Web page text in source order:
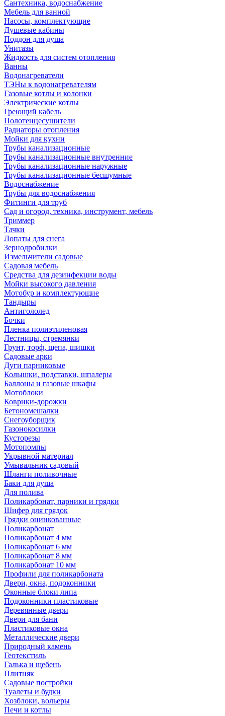
Сантехника, водоснабжение
Мебель для ванной
Насосы, комплектующие
Душевые кабины
Поддон для душа
Унитазы
Жидкость для систем отопления
Ванны
Водонагреватели
ТЭНы к водонагревателям
Газовые котлы и колонки
Электрические котлы
Греющий кабель
Полотенцесушители
Радиаторы отопления
Мойки для кухни
Трубы канализационные
Трубы канализационные внутренние
Трубы канализационные наружные
Трубы канализационные бесшумные
Водоснабжение
Трубы для водоснабжения
Фитинги для труб
Сад и огород, техника, инструмент, мебель
Триммер
Тачки
Лопаты для снега
Зернодробилки
Измельчители садовые
Садовая мебель
Средства для дезинфекции воды
Мойки высокого давления
Мотобур и комплектующие
Тандыры
Антигололед
Бочки
Пленка полиэтиленовая
Лестницы, стремянки
Грунт, торф, щепа, шишки
Садовые арки
Дуги парниковые
Колышки, подставки, шпалеры
Баллоны и газовые шкафы
Мотоблоки
Коврики-дорожки
Бетономешалки
Снегоуборщик
Газонокосилки
Кусторезы
Мотопомпы
Укрывной материал
Умывальник садовый
Шланги поливочные
Баки для душа
Для полива
Поликарбонат, парники и грядки
Шифер для грядок
Грядки оцинкованные
Поликарбонат
Поликарбонат 4 мм
Поликарбонат 6 мм
Поликарбонат 8 мм
Поликарбонат 10 мм
Профили для поликарбоната
Двери, окна, подоконники
Оконные блоки липа
Подоконники пластиковые
Деревянные двери
Двери для бани
Пластиковые окна
Металлические двери
Природный камень
Геотекстиль
Галька и щебень
Плитняк
Садовые постройки
Туалеты и будки
Хозблоки, вольеры
Печи и котлы